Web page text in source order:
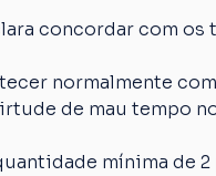
concordar com
normalmente
de mau tempo
mínima de